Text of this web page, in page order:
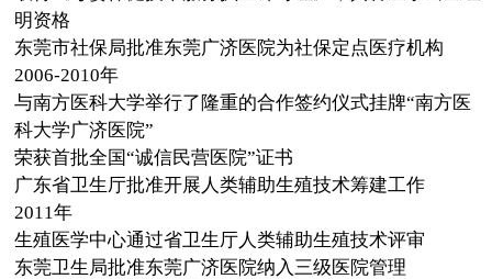
明资格
东莞市社保局批准东莞广济医院为社保定点医疗机构
2006-2010年
与南方医科大学举行了隆重的合作签约仪式挂牌“南方医
科大学广济医院”
荣获首批全国“诚信民营医院”证书
广东省卫生厅批准开展人类辅助生殖技术筹建工作
2011年
生殖医学中心通过省卫生厅人类辅助生殖技术评审
东莞卫生局批准东莞广济医院纳入三级医院管理